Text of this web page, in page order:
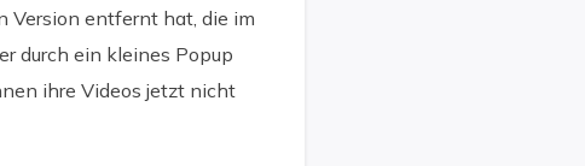
Version entfernt hat, die im
durch ein kleines Popup
ihre Videos jetzt nicht